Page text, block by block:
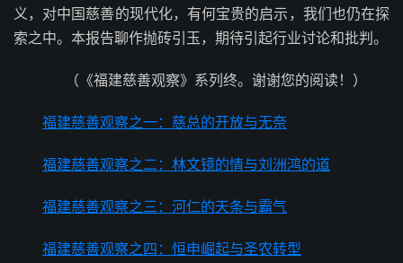
义，对中国慈善的现代化，有何宝贵的启示，我们也仍在探
索之中。本报告聊作抛砖引玉，期待引起行业讨论和批判。
（《福建慈善观察》系列终。谢谢您的阅读！）
福建慈善观察之一：慈总的开放与无奈
福建慈善观察之二：林文镜的情与刘洲鸿的道
福建慈善观察之三：河仁的天条与霸气
福建慈善观察之四： 恒申崛起与圣农转型